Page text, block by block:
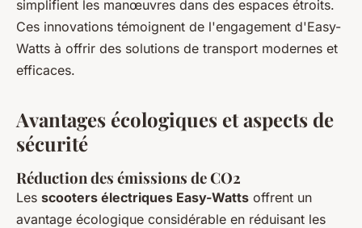
simplifient les manœuvres dans des espaces étroits.
Ces innovations témoignent de l'engagement d'Easy-
Watts à offrir des solutions de transport modernes et
efficaces.
Avantages écologiques et aspects de
sécurité
Réduction des émissions de CO2
Les scooters électriques Easy-Watts offrent un
avantage écologique considérable en réduisant les